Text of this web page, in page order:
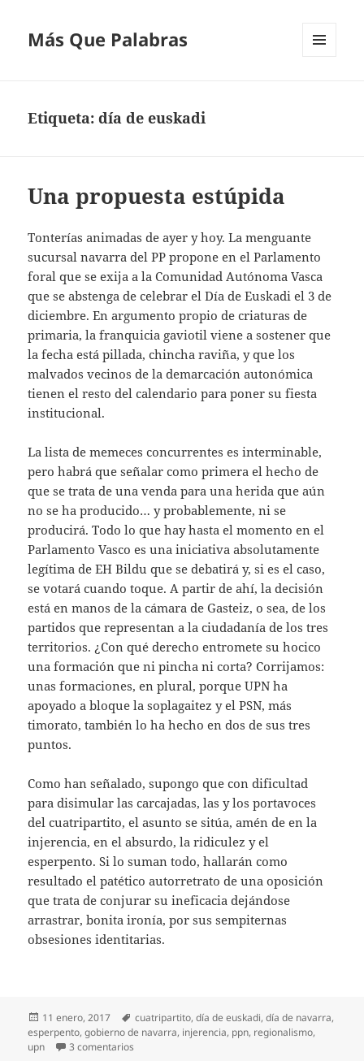
Más Que Palabras
Etiqueta:día de euskadi
Una propuesta estúpida
Tonterías animadas de ayer y hoy. La menguante
sucursal navarra del PP propone en el Parlamento
foral que se exija a la Comunidad Autónoma Vasca
que se abstenga de celebrar el Día de Euskadi el 3 de
diciembre. En argumento propio de criaturas de
primaria, la franquicia gaviotil viene a sostener que
la fecha está pillada, chincha raviña, y que los
malvados vecinos de la demarcación autonómica
tienen el resto del calendario para poner su fiesta
institucional.
La lista de memeces concurrentes es interminable,
pero habrá que señalar como primera el hecho de
que se trata de una venda para una herida que aún
no se ha producido… y probablemente, ni se
producirá. Todo lo que hay hasta el momento en el
Parlamento Vasco es una iniciativa absolutamente
legítima de EH Bildu que se debatirá y, si es el caso,
se votará cuando toque. A partir de ahí, la decisión
está en manos de la cámara de Gasteiz, o sea, de los
partidos que representan a la ciudadanía de los tres
territorios. ¿Con qué derecho entromete su hocico
una formación que ni pincha ni corta? Corrijamos:
unas formaciones, en plural, porque UPN ha
apoyado a bloque la soplagaitez y el PSN, más
timorato, también lo ha hecho en dos de sus tres
puntos.
Como han señalado, supongo que con dificultad
para disimular las carcajadas, las y los portavoces
del cuatripartito, el asunto se sitúa, amén de en la
injerencia, en el absurdo, la ridiculez y el
esperpento. Si lo suman todo, hallarán como
resultado el patético autorretrato de una oposición
que trata de conjurar su ineficacia dejándose
arrastrar, bonita ironía, por sus sempiternas
obsesiones identitarias.
Publicado
el
11 enero, 2017 Etiquetas
cuatripartito,día de euskadi,día de navarra,
esperpento,gobierno de navarra, injerencia, ppn, regionalismo,
upn
3 comentarios